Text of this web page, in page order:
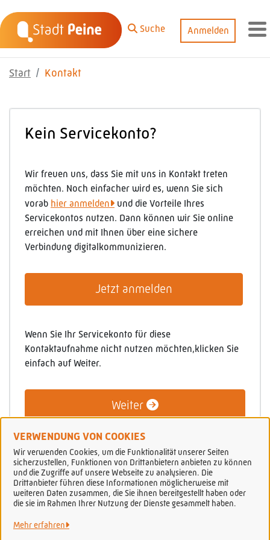
Zum Hauptinhalt springen
VERWENDUNG VON COOKIES
Wir verwenden Cookies, um die Funktionalität unserer Seiten
sicherzustellen, Funktionen von Drittanbietern anbieten zu können
und die Zugriffe auf unsere Webseite zu analysieren. Die
Drittanbieter führen diese Informationen möglicherweise mit
weiteren Daten zusammen, die Sie ihnen bereitgestellt haben oder
die sie im Rahmen Ihrer Nutzung der Dienste gesammelt haben.
Mehr erfahren
Suche Anmelden
Start Kontakt
Kein Servicekonto?
Wir freuen uns, dass Sie mit uns in Kontakt treten
möchten. Noch einfacher wird es, wenn Sie sich
vorab hier anmelden
und die Vorteile Ihres
Servicekontos nutzen. Dann können wir Sie online
erreichen und mit Ihnen über eine sichere
Verbindung digitalkommunizieren.
Jetzt anmelden
Wenn Sie Ihr Servicekonto für diese
Kontaktaufnahme nicht nutzen möchten,klicken Sie
einfach auf Weiter.
Weiter
Stadt Peine
Alle Rechte vorbehalten